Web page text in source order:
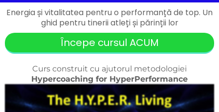
Energia și vitalitatea pentru o performanță de top. Un
ghid pentru tinerii atleți și părinții lor
Începe cursul ACUM
Curs construit cu ajutorul metodologiei
Hypercoaching for HyperPerformance